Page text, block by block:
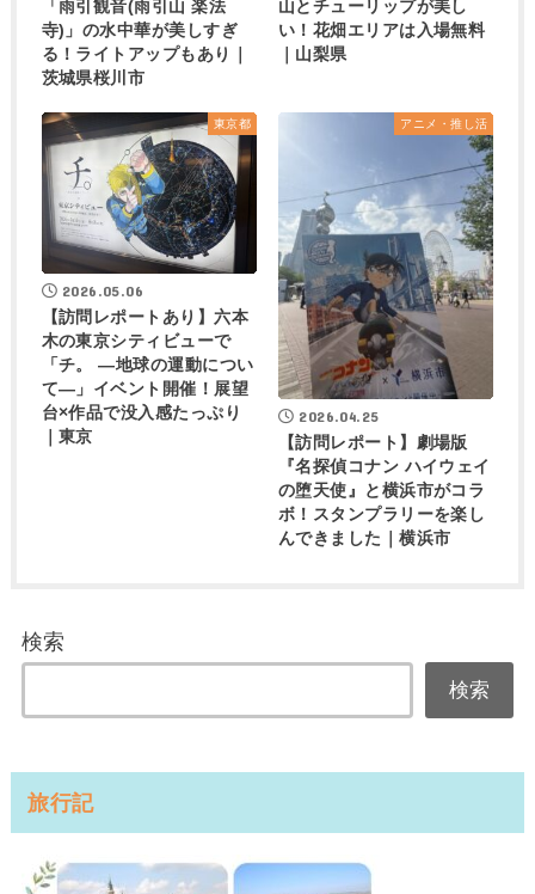
「雨引観音(雨引山 楽法
寺)」の水中華が美しすぎ
る！ライトアップもあり｜
茨城県桜川市
山とチューリップが美し
い！花畑エリアは入場無料
｜山梨県
東京都
2026.05.06
【訪問レポートあり】六本
木の東京シティビューで
「チ。 ―地球の運動につい
て―」イベント開催！展望
台×作品で没入感たっぷり
｜東京
アニメ・推し活
2026.04.25
【訪問レポート】劇場版
『名探偵コナン ハイウェイ
の堕天使』と横浜市がコラ
ボ！スタンプラリーを楽し
んできました｜横浜市
検索
検索
旅行記